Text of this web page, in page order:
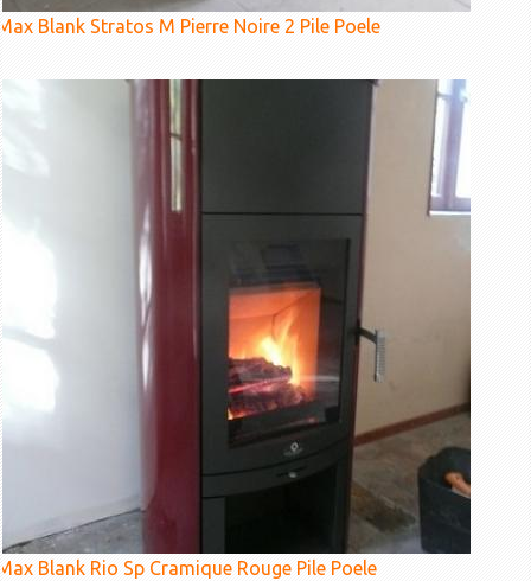
Blank Stratos M Pierre Noire 2 Pile Poele
Blank Rio Sp Cramique Rouge Pile Poele